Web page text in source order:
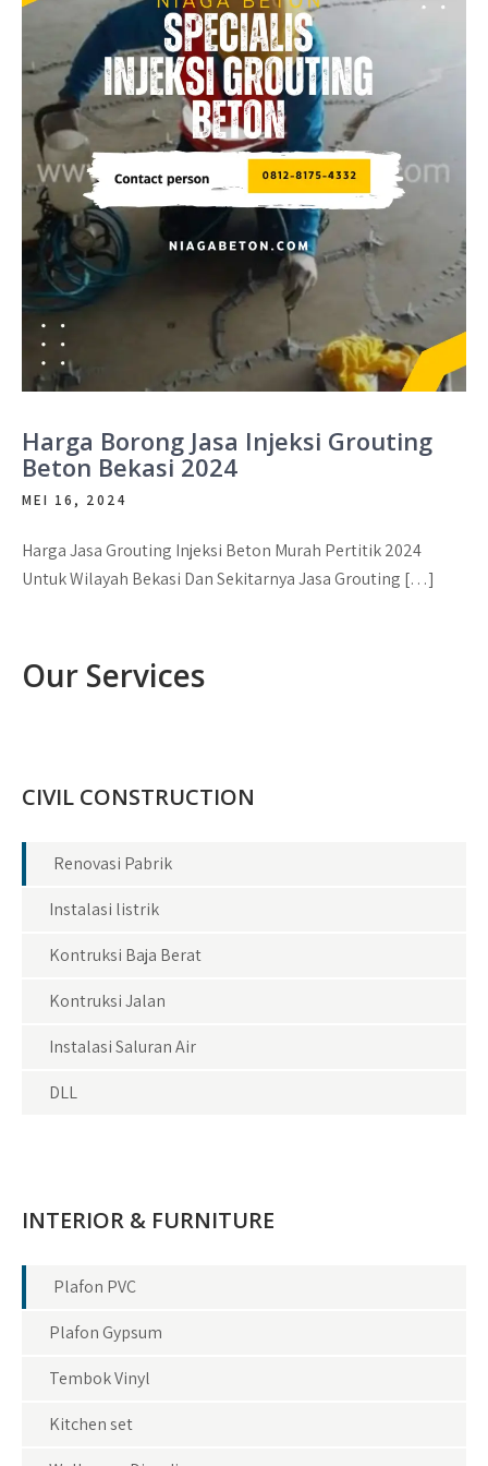
Harga Borong Jasa Injeksi Grouting
Beton Bekasi 2024
MEI 16, 2024
Harga Jasa Grouting Injeksi Beton Murah Pertitik 2024
Untuk Wilayah Bekasi Dan Sekitarnya Jasa Grouting […]
Our Services
CIVIL CONSTRUCTION
Renovasi Pabrik
Instalasi listrik
Kontruksi Baja Berat
Kontruksi Jalan
Instalasi Saluran Air
DLL
INTERIOR & FURNITURE
Plafon PVC
Plafon Gypsum
Tembok Vinyl
Kitchen set